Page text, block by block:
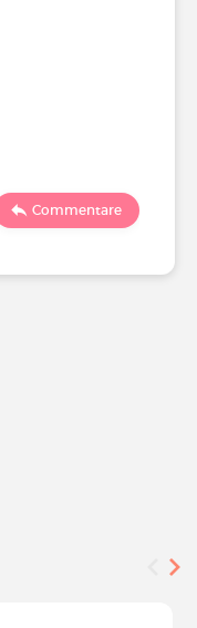
Commentare